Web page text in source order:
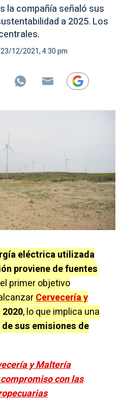
la compañía señaló sus
a 2025. Los
23/12/2021, 4:30 pm
eléctrica utilizada
proviene de fuentes
primer objetivo
Cervecería y
2020, lo que implica una
de sus emisiones de
y Maltería
con las